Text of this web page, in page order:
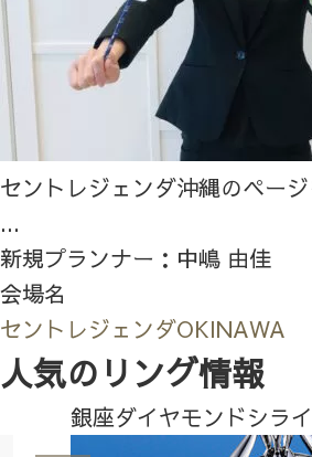
セントレジェンダ沖縄のペー
...
新規プランナー：中嶋 由佳
会場名
セントレジェンダOKINAWA
人気のリング情報
銀座ダイヤモンドシラ